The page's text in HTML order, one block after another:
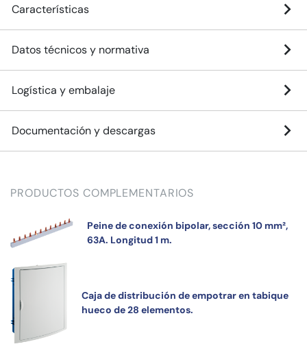
Características
Datos técnicos y normativa
Logística y embalaje
Documentación y descargas
PRODUCTOS COMPLEMENTARIOS
Peine de conexión bipolar, sección 10 mm²,
63A. Longitud 1 m.
Caja de distribución de empotrar en tabique
hueco de 28 elementos.